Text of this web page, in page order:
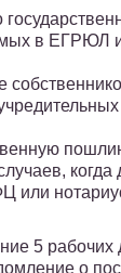
в ЕГРЮЛ
когда
или
5 рабочих
о